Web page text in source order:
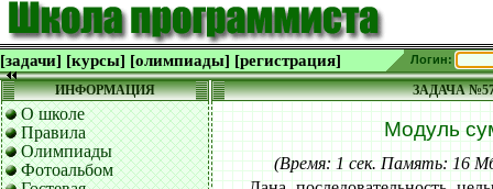
[задачи] [курсы] [олимпиады] [регистрация] Логин:
ИНФОРМАЦИЯ
О школе
Правила
Олимпиады
Фотоальбом
ЗАДАЧА
Модуль
(Время: 1 сек. Память: 16